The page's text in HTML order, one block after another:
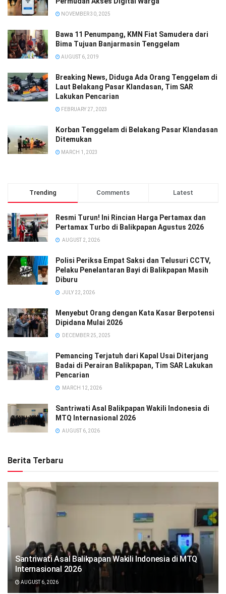
NOVEMBER 30, 2025
Bawa 11 Penumpang, KMN Fiat Samudera dari
Bima Tujuan Banjarmasin Tenggelam
AUGUST 6, 2019
Breaking News, Diduga Ada Orang Tenggelam di
Laut Belakang Pasar Klandasan, Tim SAR
Lakukan Pencarian
FEBRUARY 27, 2023
Korban Tenggelam di Belakang Pasar Klandasan
Ditemukan
MARCH 1, 2023
Trending Comments Latest
Resmi Turun! Ini Rincian Harga Pertamax dan
Pertamax Turbo di Balikpapan Agustus 2026
AUGUST 2, 2026
Polisi Periksa Empat Saksi dan Telusuri CCTV,
Pelaku Penelantaran Bayi di Balikpapan Masih
Diburu
JULY 22, 2026
Menyebut Orang dengan Kata Kasar Berpotensi
Dipidana Mulai 2026
DECEMBER 25, 2025
Pemancing Terjatuh dari Kapal Usai Diterjang
Badai di Perairan Balikpapan, Tim SAR Lakukan
Pencarian
MARCH 12, 2026
Santriwati Asal Balikpapan Wakili Indonesia di
MTQ Internasional 2026
AUGUST 6, 2026
Berita Terbaru
Santriwati Asal Balikpapan Wakili Indonesia di MTQ
Internasional 2026
AUGUST 6, 2026